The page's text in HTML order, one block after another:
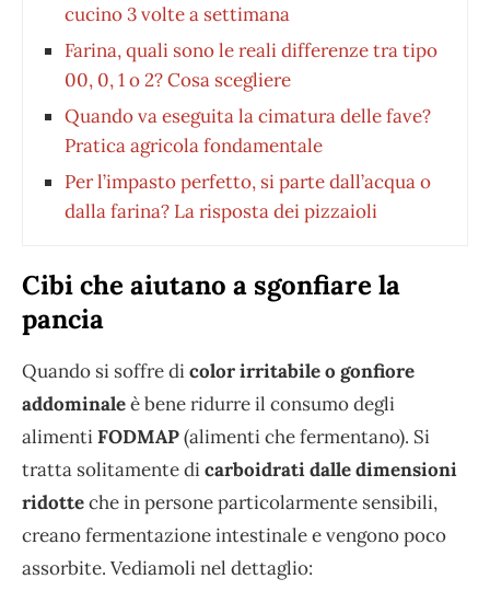
cucino 3 volte a settimana
Farina, quali sono le reali differenze tra tipo
00, 0, 1 o 2? Cosa scegliere
Quando va eseguita la cimatura delle fave?
Pratica agricola fondamentale
Per l’impasto perfetto, si parte dall’acqua o
dalla farina? La risposta dei pizzaioli
Cibi che aiutano a sgonfiare la
pancia
Quando si soffre dicolor irritabile o gonfiore
addominaleè bene ridurre il consumo degli
alimentiFODMAP(alimenti che fermentano). Si
tratta solitamente dicarboidrati dalle dimensioni
ridotteche in persone particolarmente sensibili,
creano fermentazione intestinale e vengono poco
assorbite. Vediamoli nel dettaglio: